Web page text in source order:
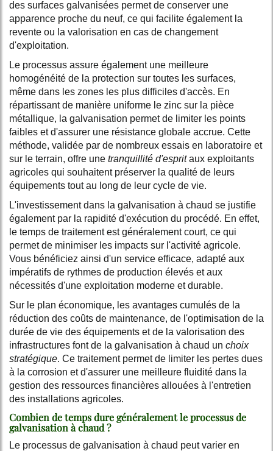
des surfaces galvanisées permet de conserver une
apparence proche du neuf, ce qui facilite également la
revente ou la valorisation en cas de changement
d'exploitation.
Le processus assure également une meilleure
homogénéité de la protection sur toutes les surfaces,
même dans les zones les plus difficiles d'accès. En
répartissant de manière uniforme le zinc sur la pièce
métallique, la galvanisation permet de limiter les points
faibles et d'assurer une résistance globale accrue. Cette
méthode, validée par de nombreux essais en laboratoire et
sur le terrain, offre une tranquillité d'espritaux exploitants
agricoles qui souhaitent préserver la qualité de leurs
équipements tout au long de leur cycle de vie.
L'investissement dans la galvanisation à chaud se justifie
également par la rapidité d'exécution du procédé. En effet,
le temps de traitement est généralement court, ce qui
permet de minimiser les impacts sur l'activité agricole.
Vous bénéficiez ainsi d'un service efficace, adapté aux
impératifs de rythmes de production élevés et aux
nécessités d'une exploitation moderne et durable.
Sur le plan économique, les avantages cumulés de la
réduction des coûts de maintenance, de l'optimisation de la
durée de vie des équipements et de la valorisation des
infrastructures font de la galvanisation à chaud un choix
stratégique. Ce traitement permet de limiter les pertes dues
à la corrosion et d'assurer une meilleure fluidité dans la
gestion des ressources financières allouées à l'entretien
des installations agricoles.
Combien de temps dure généralement le processus de
galvanisation à chaud ?
Le processus de galvanisation à chaud peut varier en